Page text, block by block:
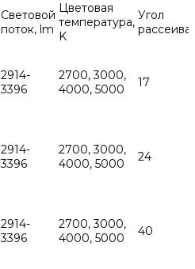
Световой
поток, lm
Цветовая
температура,
K
Угол
2914-
3396
2700, 3000,
4000, 5000
17
2914-
3396
2700, 3000,
4000, 5000
24
2914-
3396
2700, 3000,
4000, 5000
40